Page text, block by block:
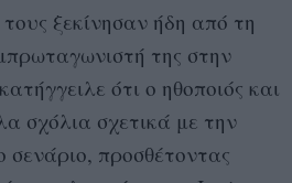
ξεκίνησαν ήδη από τη
της στην
ότι ο ηθοποιός και
σχόλια σχετικά με την
προσθέτοντας